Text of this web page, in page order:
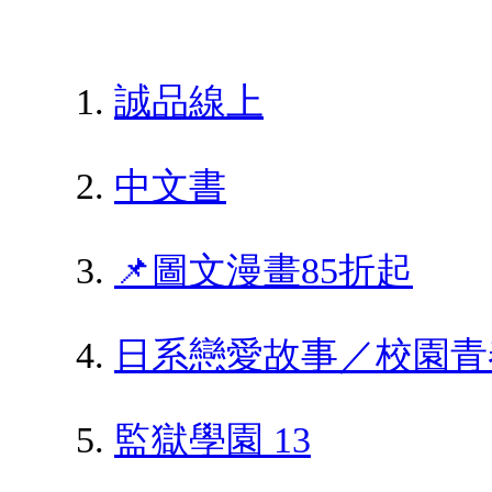
誠品線上
中文書
📌圖文漫畫85折起
日系戀愛故事／校園
監獄學園 13